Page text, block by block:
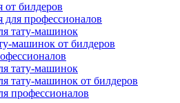
от билдеров
для профессионалов
тату-машинок
машинок от билдеров
тату-машинок
тату-машинок от билдеров
профессионалов